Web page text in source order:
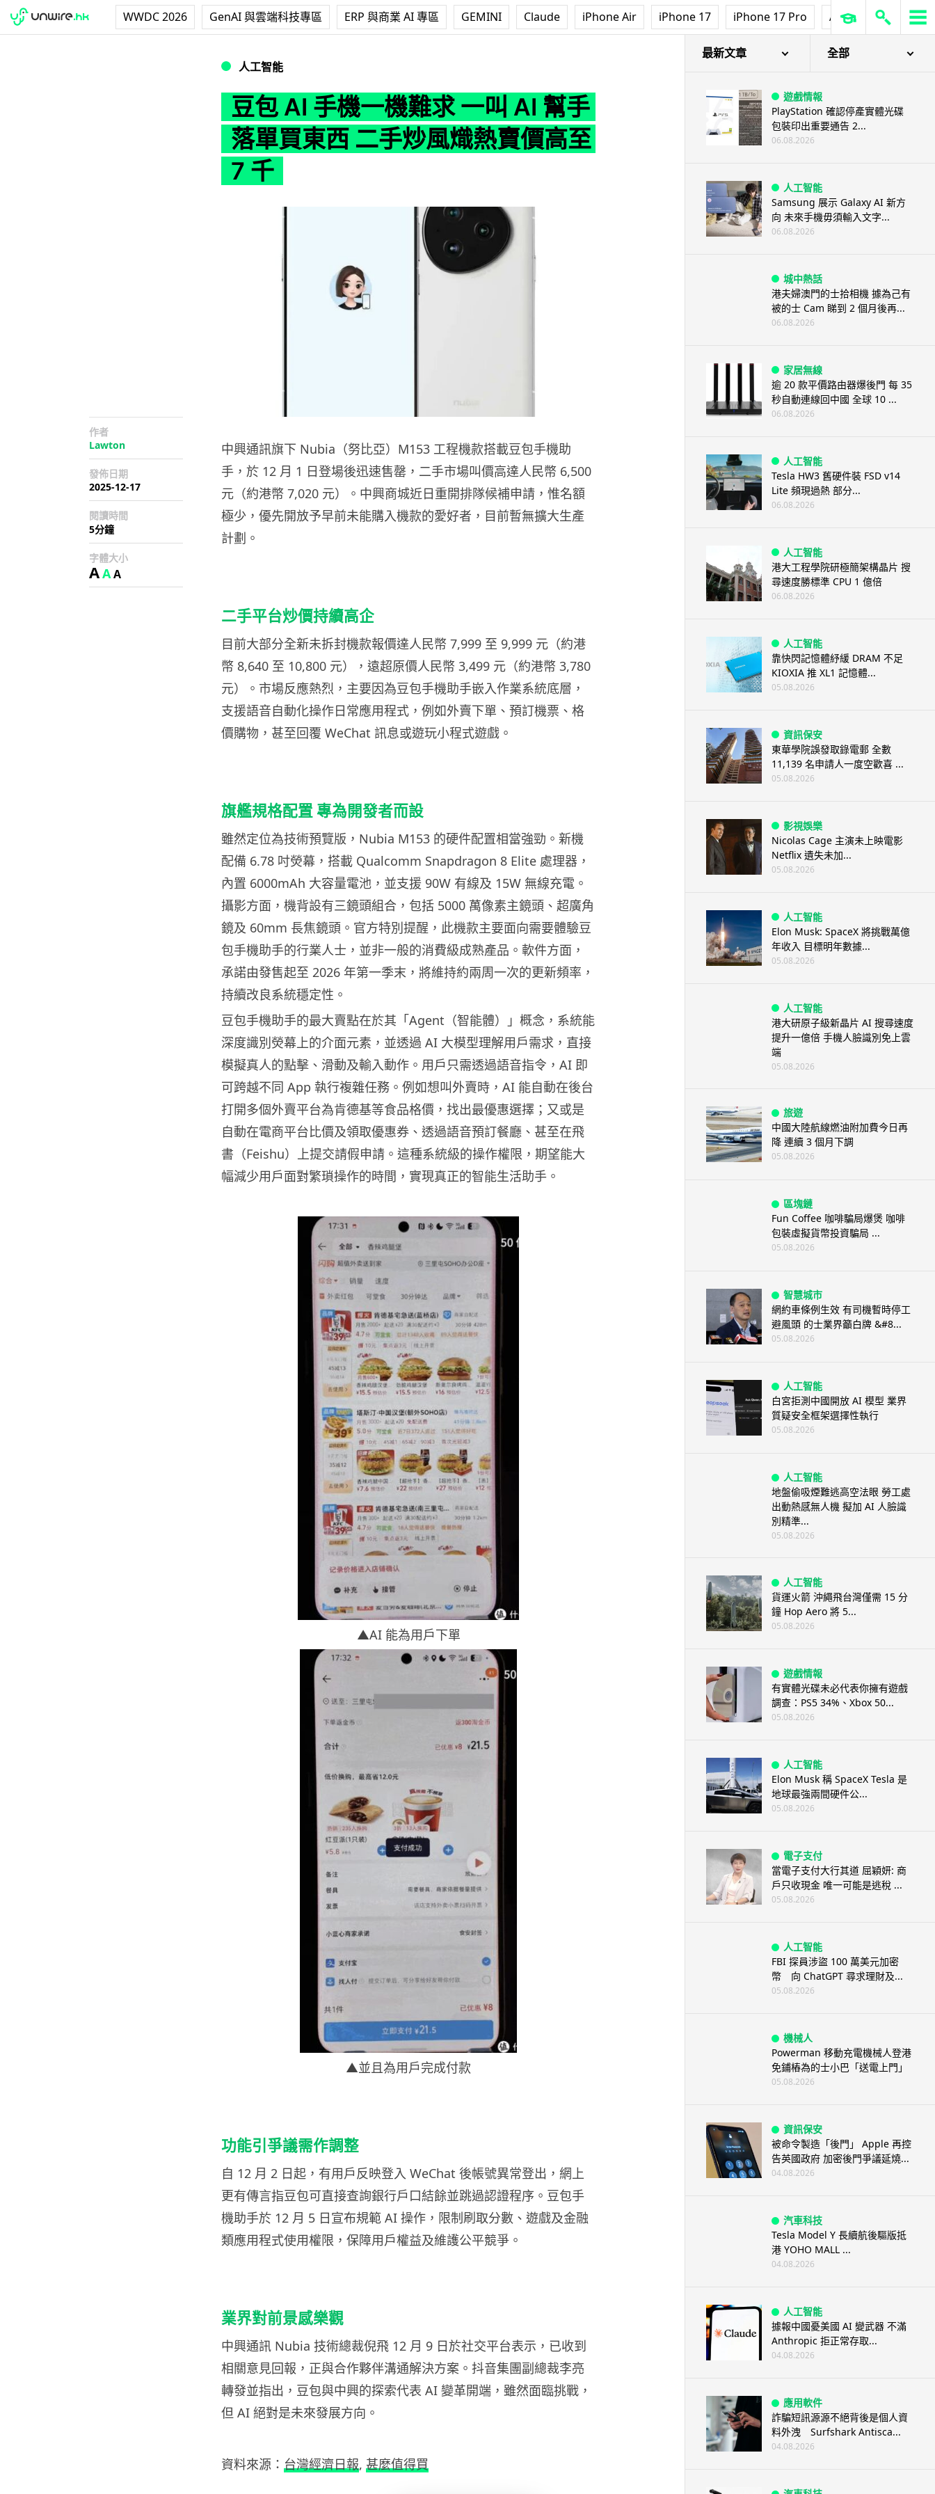
WWDC 2026 GenAI 與雲端科技專區 ERP 與商業 AI 專區 GEMINI Claude iPhone Air iPhone 17 iPhone 17 Pro AirPods Pro 3
人工智能
豆包 AI 手機一機難求 一叫 AI 幫手
落單買東西 二手炒風熾熱賣價高至
7 千
作者
Lawton
發佈日期
2025-12-17
閱讀時間
5分鐘
字體大小
AAA
中興通訊旗下 Nubia（努比亞）M153 工程機款搭載豆包手機助
手，於 12 月 1 日登場後迅速售罄，二手市場叫價高達人民幣 6,500
元（約港幣 7,020 元）。中興商城近日重開排隊候補申請，惟名額
極少，優先開放予早前未能購入機款的愛好者，目前暫無擴大生產
計劃。
二手平台炒價持續高企
目前大部分全新未拆封機款報價達人民幣 7,999 至 9,999 元（約港
幣 8,640 至 10,800 元），遠超原價人民幣 3,499 元（約港幣 3,780
元）。市場反應熱烈，主要因為豆包手機助手嵌入作業系統底層，
支援語音自動化操作日常應用程式，例如外賣下單、預訂機票、格
價購物，甚至回覆 WeChat 訊息或遊玩小程式遊戲。
旗艦規格配置 專為開發者而設
雖然定位為技術預覽版，Nubia M153 的硬件配置相當強勁。新機
配備 6.78 吋熒幕，搭載 Qualcomm Snapdragon 8 Elite 處理器，
內置 6000mAh 大容量電池，並支援 90W 有線及 15W 無線充電。
攝影方面，機背設有三鏡頭組合，包括 5000 萬像素主鏡頭、超廣角
鏡及 60mm 長焦鏡頭。官方特別提醒，此機款主要面向需要體驗豆
包手機助手的行業人士，並非一般的消費級成熟產品。軟件方面，
承諾由發售起至 2026 年第一季末，將維持約兩周一次的更新頻率，
持續改良系統穩定性。
豆包手機助手的最大賣點在於其「Agent（智能體）」概念，系統能
深度識別熒幕上的介面元素，並透過 AI 大模型理解用戶需求，直接
模擬真人的點擊、滑動及輸入動作。用戶只需透過語音指令，AI 即
可跨越不同 App 執行複雜任務。例如想叫外賣時，AI 能自動在後台
打開多個外賣平台為肯德基等食品格價，找出最優惠選擇；又或是
自動在電商平台比價及領取優惠券、透過語音預訂餐廳、甚至在飛
書（Feishu）上提交請假申請。這種系統級的操作權限，期望能大
幅減少用戶面對繁瑣操作的時間，實現真正的智能生活助手。
▲AI 能為用戶下單
▲並且為用戶完成付款
功能引爭議需作調整
自 12 月 2 日起，有用戶反映登入 WeChat 後帳號異常登出，網上
更有傳言指豆包可直接查詢銀行戶口結餘並跳過認證程序。豆包手
機助手於 12 月 5 日宣布規範 AI 操作，限制刷取分數、遊戲及金融
類應用程式使用權限，保障用戶權益及維護公平競爭。
業界對前景感樂觀
中興通訊 Nubia 技術總裁倪飛 12 月 9 日於社交平台表示，已收到
相關意見回報，正與合作夥伴溝通解決方案。抖音集團副總裁李亮
轉發並指出，豆包與中興的探索代表 AI 變革開端，雖然面臨挑戰，
但 AI 絕對是未來發展方向。
資料來源： 台灣經濟日報, 甚麼值得買
最新文章 全部
遊戲情報
PlayStation 確認停產實體光碟
包裝印出重要通告 2...
06.08.2026
人工智能
Samsung 展示 Galaxy AI 新方
向 未來手機毋須輸入文字...
06.08.2026
城中熱話
港夫婦澳門的士拾相機 據為己有
被的士 Cam 睇到 2 個月後再...
06.08.2026
家居無線
逾 20 款平價路由器爆後門 每 35
秒自動連線回中國 全球 10 ...
06.08.2026
人工智能
Tesla HW3 舊硬件裝 FSD v14
Lite 頻現過熱 部分...
06.08.2026
人工智能
港大工程學院研極簡架構晶片 搜
尋速度勝標準 CPU 1 億倍
06.08.2026
人工智能
靠快閃記憶體紓緩 DRAM 不足
KIOXIA 推 XL1 記憶體...
05.08.2026
資訊保安
東華學院誤發取錄電郵 全數
11,139 名申請人一度空歡喜 ...
05.08.2026
影視娛樂
Nicolas Cage 主演未上映電影
Netflix 遺失未加...
05.08.2026
人工智能
Elon Musk: SpaceX 將挑戰萬億
年收入 目標明年數據...
05.08.2026
人工智能
港大研原子級新晶片 AI 搜尋速度
提升一億倍 手機人臉識別免上雲
端
05.08.2026
旅遊
中國大陸航線燃油附加費今日再
降 連續 3 個月下調
05.08.2026
區塊鏈
Fun Coffee 咖啡騙局爆煲 咖啡
包裝虛擬貨幣投資騙局 ...
05.08.2026
智慧城市
網約車條例生效 有司機暫時停工
避風頭 的士業界籲白牌 &#8...
05.08.2026
人工智能
白宮拒測中國開放 AI 模型 業界
質疑安全框架選擇性執行
05.08.2026
人工智能
地盤偷吸煙難逃高空法眼 勞工處
出動熱感無人機 擬加 AI 人臉識
別精準...
05.08.2026
人工智能
貨運火箭 沖繩飛台灣僅需 15 分
鐘 Hop Aero 將 5...
05.08.2026
遊戲情報
有實體光碟未必代表你擁有遊戲
調查：PS5 34%、Xbox 50...
05.08.2026
人工智能
Elon Musk 稱 SpaceX Tesla 是
地球最強兩間硬件公...
05.08.2026
電子支付
當電子支付大行其道 屈穎妍: 商
戶只收現金 唯一可能是逃稅 ...
05.08.2026
人工智能
FBI 探員涉盜 100 萬美元加密
幣 向 ChatGPT 尋求理財及...
05.08.2026
機械人
Powerman 移動充電機械人登港
免鋪樁為的士小巴「送電上門」
05.08.2026
資訊保安
被命令製造「後門」 Apple 再控
告英國政府 加密後門爭議延燒...
04.08.2026
汽車科技
Tesla Model Y 長續航後驅版抵
港 YOHO MALL ...
04.08.2026
人工智能
據報中國憂美國 AI 變武器 不滿
Anthropic 拒正常存取...
04.08.2026
應用軟件
詐騙短訊源源不絕背後是個人資
料外洩 Surfshark Antisca...
04.08.2026